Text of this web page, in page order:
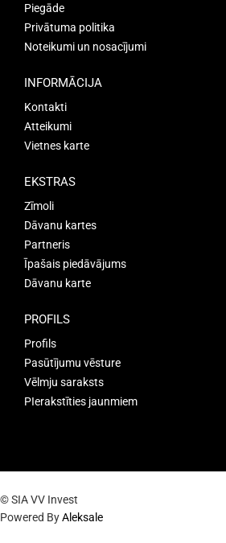
Piegāde
Privātuma politika
Noteikumi un nosacījumi
INFORMĀCIJA
Kontakti
Atteikumi
Vietnes karte
EKSTRAS
Zīmoli
Dāvanu kartes
Partneris
Īpašais piedāvājums
Dāvanu karte
PROFILS
Profils
Pasūtījumu vēsture
Vēlmju saraksts
PIerakstīties jaunmiem
© SIA VV Invest
Powered ByAleksale